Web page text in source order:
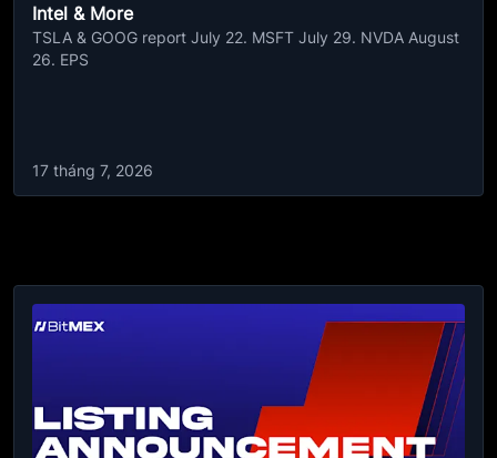
Intel & More
TSLA & GOOG report July 22. MSFT July 29. NVDA August
26. EPS
17 tháng 7, 2026